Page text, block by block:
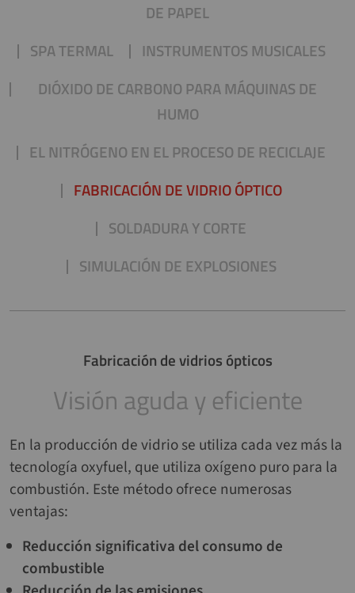
DE PAPEL
SPA TERMAL
INSTRUMENTOS MUSICALES
DIÓXIDO DE CARBONO PARA MÁQUINAS DE
HUMO
EL NITRÓGENO EN EL PROCESO DE RECICLAJE
FABRICACIÓN DE VIDRIO ÓPTICO
SOLDADURA Y CORTE
SIMULACIÓN DE EXPLOSIONES
Fabricación de vidrios ópticos
Visión aguda y eficiente
En la producción de vidrio se utiliza cada vez más la
tecnología oxyfuel, que utiliza oxígeno puro para la
combustión. Este método ofrece numerosas
ventajas:
Reducción significativa del consumo de
combustible